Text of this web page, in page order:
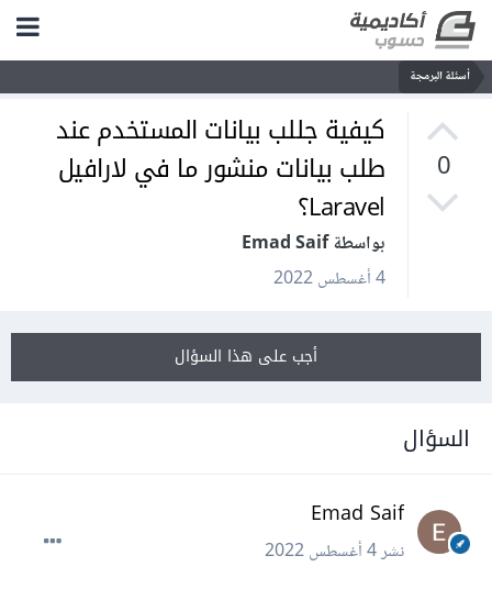
أسئلة البرمجة
0
كيفية جللب بيانات المستخدم عند
طلب بيانات منشور ما في لارافيل
Laravel؟
بواسطة Emad Saif
4 أغسطس 2022
أجب على هذا السؤال
السؤال
Emad Saif
نشر4 أغسطس 2022